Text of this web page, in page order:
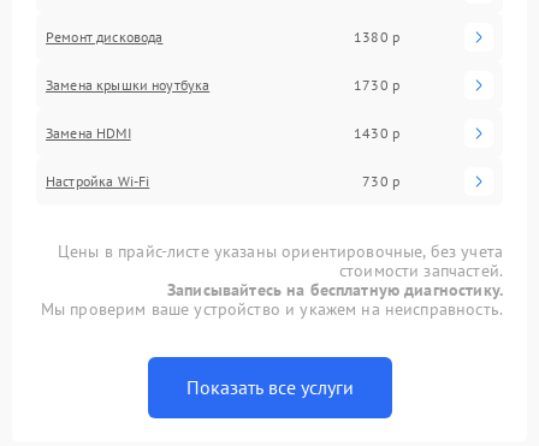
Ремонт дисковода 1380 р
Замена крышки ноутбука 1730 р
Замена HDMI 1430 р
Настройка Wi-Fi 730 р
Цены в прайс-листе указаны ориентировочные, без учета
стоимости запчастей.
Записывайтесь на бесплатную диагностику.
Мы проверим ваше устройство и укажем на неисправность.
Показать все услуги